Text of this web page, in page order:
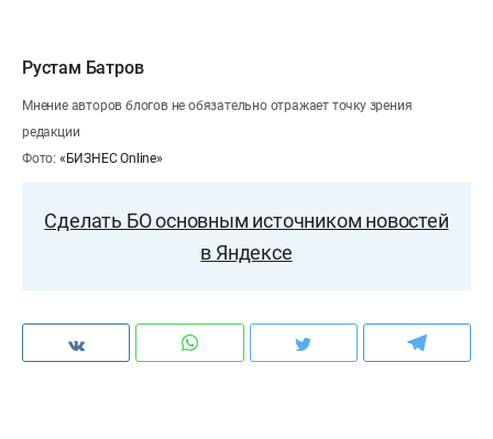
Рустам Батров
Мнение авторов блогов не обязательно отражает точку зрения
редакции
Фото: «БИЗНЕС Online»
Сделать БО основным источником новостей
в Яндексе